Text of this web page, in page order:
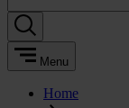
Menu
Home